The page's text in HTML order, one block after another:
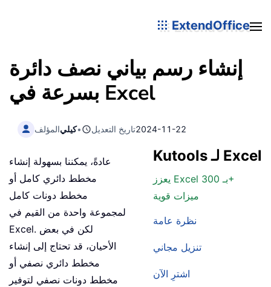
ExtendOffice
إنشاء رسم بياني نصف دائرة
بسرعة في Excel
المؤلفكيلي• تاريخ التعديل2024-11-22
Kutools لـ Excel
يعزز Excel بـ 300+
ميزات قوية
نظرة عامة
تنزيل مجاني
اشترِ الآن
عادةً، يمكننا بسهولة إنشاء
مخطط دائري كامل أو
مخطط دونات كامل
لمجموعة واحدة من القيم في
Excel. لكن في بعض
الأحيان، قد تحتاج إلى إنشاء
مخطط دائري نصفي أو
مخطط دونات نصفي لتوفير